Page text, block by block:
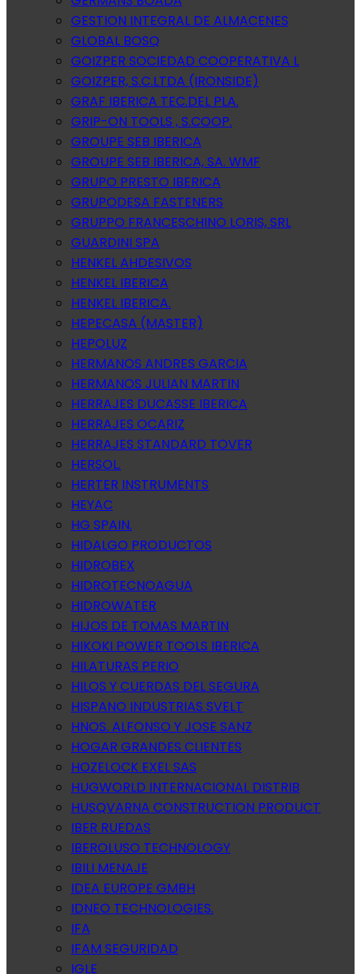
GESTION INTEGRAL DE ALMACENES
GLOBAL BOSQ
GOIZPER SOCIEDAD COOPERATIVA L
GOIZPER, S.C.LTDA (IRONSIDE)
GRAF IBERICA TEC.DEL PLA.
GRIP-ON TOOLS , S.COOP.
GROUPE SEB IBERICA
GROUPE SEB IBERICA, SA. WMF
GRUPO PRESTO IBERICA
GRUPODESA FASTENERS
GRUPPO FRANCESCHINO LORIS, SRL
GUARDINI SPA
HENKEL AHDESIVOS
HENKEL IBERICA
HENKEL IBERICA.
HEPECASA (MASTER)
HEPOLUZ
HERMANOS ANDRES GARCIA
HERMANOS JULIAN MARTIN
HERRAJES DUCASSE IBERICA
HERRAJES OCARIZ
HERRAJES STANDARD TOVER
HERSOL.
HERTER INSTRUMENTS
HEYAC
HG SPAIN.
HIDALGO PRODUCTOS
HIDROBEX
HIDROTECNOAGUA
HIDROWATER
HIJOS DE TOMAS MARTIN
HIKOKI POWER TOOLS IBERICA
HILATURAS PERIO
HILOS Y CUERDAS DEL SEGURA
HISPANO INDUSTRIAS SVELT
HNOS. ALFONSO Y JOSE SANZ
HOGAR GRANDES CLIENTES
HOZELOCK EXEL SAS
HUGWORLD INTERNACIONAL DISTRIB
HUSQVARNA CONSTRUCTION PRODUCT
IBER RUEDAS
IBEROLUSO TECHNOLOGY
IBILI MENAJE
IDEA EUROPE GMBH
IDNEO TECHNOLOGIES.
IFA
IFAM SEGURIDAD
IGLE